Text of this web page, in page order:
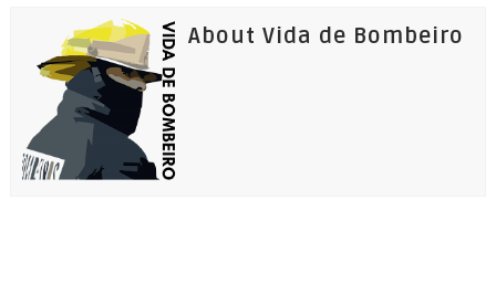
About Vida de Bombeiro